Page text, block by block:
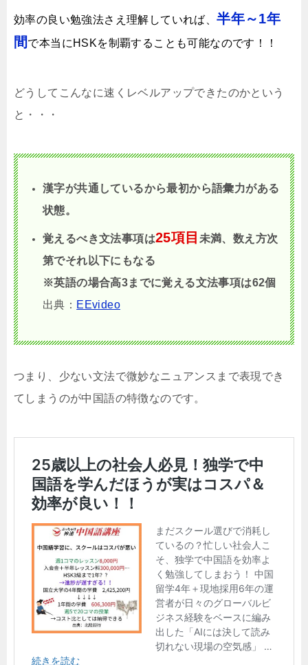
効率の良い勉強法さえ理解していれば、半年～1年
間 で本当にHSKを制覇することも可能なのです！！
どうしてこんなに速くレベルアップできたのかという
と・・・
漢字が共通しているから最初から語彙力がある
状態。
覚えるべき文法事項は25項目 未満、数え方次
第でそれ以下にもなる
※英語の場合高3までに覚える文法事項は62個
出典： EEvideo
つまり、少ない文法で微妙なニュアンスまで表現でき
てしまうのが中国語の特徴なのです。